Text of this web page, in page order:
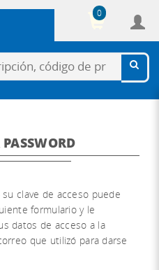
0
su clave de acceso puede
formulario y le
datos de acceso a la
que utilizó para darse